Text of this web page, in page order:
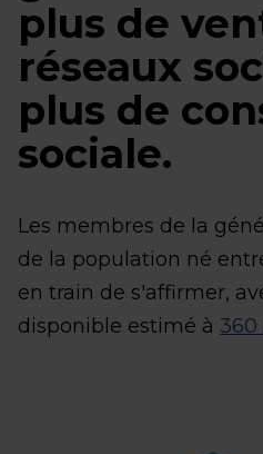
plus de
réseaux
plus de
sociale.
Les membres de la
de la population né
en train de s'affirmer,
disponible estimé à